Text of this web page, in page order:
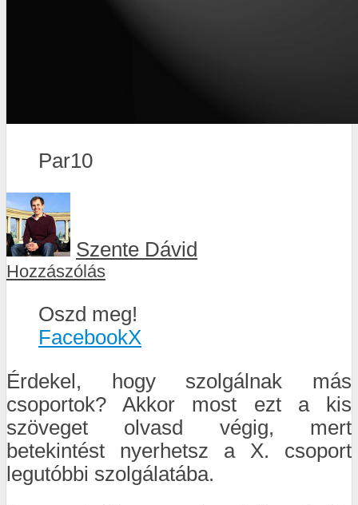
Par10
Szente Dávid
Hozzászólás
Oszd meg!
FacebookX
Érdekel, hogy szolgálnak más
csoportok? Akkor most ezt a kis
szöveget olvasd végig, mert
betekintést nyerhetsz a X. csoport
legutóbbi szolgálatába.